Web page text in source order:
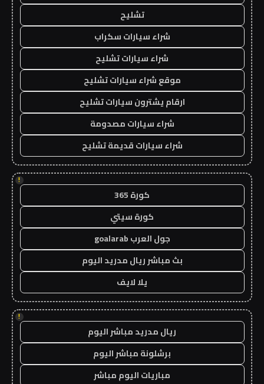
تشليح
شراء سيارات سكراب
شراء سيارات تشليح
موقع شراء سيارات تشليح
ارقام يشترون سيارات تشليح
شراء سيارات مصدومة
شراء سيارات قديمة تشليح
!
كورة 365
كورة سيتي
جول العرب goalarab
بث مباشر ريال مدريد اليوم
يلا لايف
!
ريال مدريد مباشر اليوم
برشلونة مباشر اليوم
مباريات اليوم مباشر